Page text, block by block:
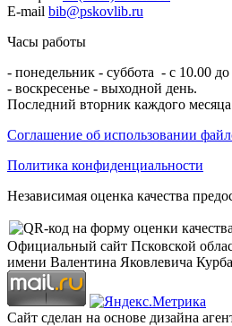
E-mail bib@pskovlib.ru
Часы работы
- понедельник - суббота - с 10.00
- воскресенье - выходной день.
Последний вторник каждого
Соглашение об использовании
Политика конфиденциальности
Независимая оценка качества
Официальный сайт Псковской
имени Валентина Яковлевича
Сайт сделан на основе дизайна